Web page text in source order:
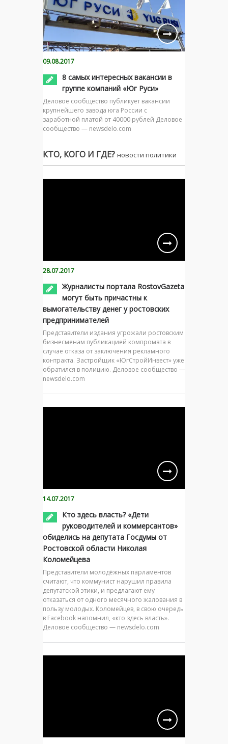
09.08.2017
8 самых интересных вакансии в
группе компаний «Юг Руси»
Деловое сообщество публикует вакансии
крупнейшего завода юга России с
заработной платой от 40000 рублей Деловое
сообщество — newsdelo.com
КТО, КОГО И ГДЕ? новости политики
28.07.2017
Журналисты портала RostovGazeta
могут быть причастны к
вымогательству денег у ростовских
предпринимателей
Представители издания угрожали ростовским
бизнесменам публикацией компромата в
случае отказа от заключения рекламного
контракта. Застройщик «ЮгСтройИнвест» уже
обратился в полицию. Деловое сообщество —
newsdelo.com
14.07.2017
Кто здесь власть? «Дети
руководителей и коммерсантов»
обиделись на депутата Госдумы от
Ростовской области Николая
Коломейцева
Представители молодёжных парламентов
считают, что коммунист нарушил правила
депутатской этики, и предлагают ему
отказаться от одного месячного жалования в
пользу молодых. Коломейцев, в свою очередь
в Facebook напомнил, «кто здесь власть».
Деловое сообщество — newsdelo.com